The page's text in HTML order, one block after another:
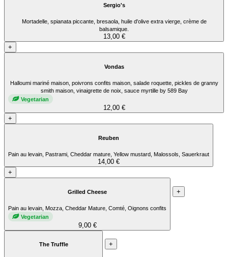
Sergio's
Mortadelle, spianata piccante, bresaola, huile d'olive extra vierge, crème de
balsamique.
13,00 €
+
Vondas
Halloumi mariné maison, poivrons confits maison, salade roquette, pickles de granny
smith maison, vinaigrette de noix, sauce myrtille by 589 Bay
Vegetarian
12,00 €
+
Reuben
Pain au levain, Pastrami, Cheddar mature, Yellow mustard, Malossols, Sauerkraut
14,00 €
+
Grilled Cheese
Pain au levain, Mozza, Cheddar Mature, Comté, Oignons confits
Vegetarian
9,00 €
+
The Truffle +